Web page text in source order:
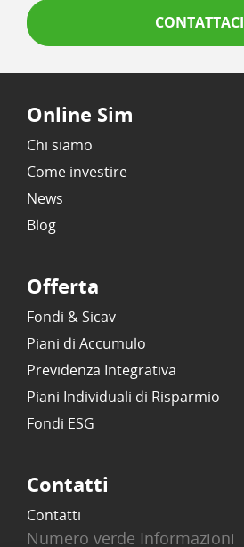
CONTATTACI
Online Sim
Chi siamo
Come investire
News
Blog
Offerta
Fondi & Sicav
Piani di Accumulo
Previdenza Integrativa
Piani Individuali di Risparmio
Fondi ESG
Contatti
Contatti
Numero verde Informazioni